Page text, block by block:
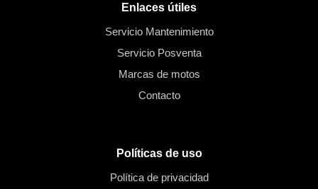
Enlaces útiles
Servicio Mantenimiento
Servicio Posventa
Marcas de motos
Contacto
Políticas de uso
Política de privacidad